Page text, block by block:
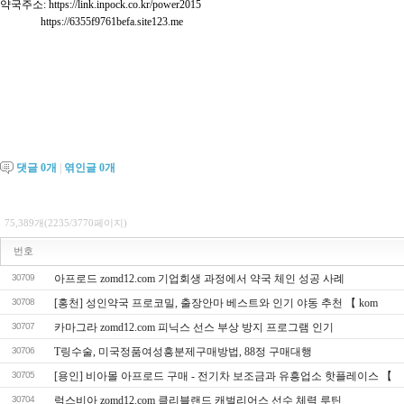
약국주소: https://link.inpock.co.kr/power2015
댓글 0개 엮인글 0개
75,389개(2235/3770페이지)
번호
30709 아프로드 zomd12.com 기업회생 과정에서 약국 체인 성공 사례
30708 [홍천] 성인약국 프로코밀, 출장안마 베스트와 인기 야동 추천 【 kom
30707 카마그라 zomd12.com 피닉스 선스 부상 방지 프로그램 인기
30706 T링수술, 미국정품여성흥분제구매방법, 88정 구매대행
30705 [용인] 비아몰 아프로드 구매 - 전기차 보조금과 유흥업소 핫플레이스 【
30704 럭스비아 zomd12.com 클리블랜드 캐벌리어스 선수 체력 루틴